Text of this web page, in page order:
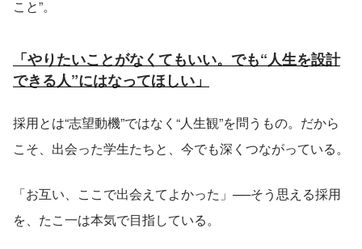
こと”。
「やりたいことがなくてもいい。でも“人生を設計
できる人”にはなってほしい」
採用とは“志望動機”ではなく“人生観”を問うもの。だから
こそ、出会った学生たちと、今でも深くつながっている。
「お互い、ここで出会えてよかった」──そう思える採用
を、たこ一は本気で目指している。